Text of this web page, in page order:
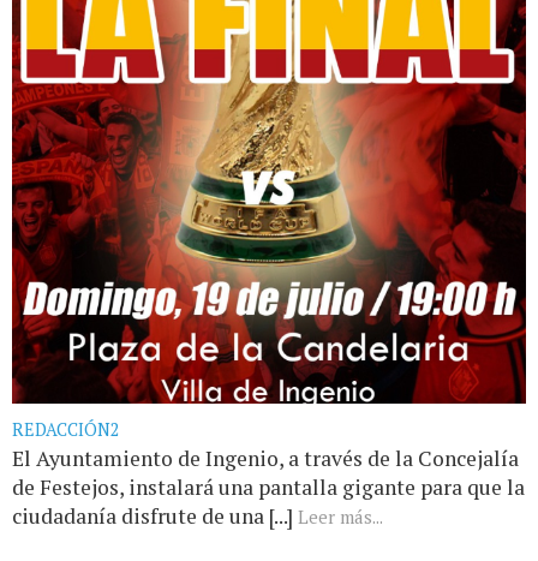
REDACCIÓN2
El Ayuntamiento de Ingenio, a través de la Concejalía
de Festejos, instalará una pantalla gigante para que la
ciudadanía disfrute de una [...] Leer más...